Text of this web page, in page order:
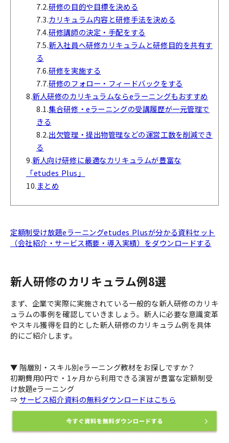
7.2.研修の目的や目標を決める
7.3.カリキュラム内容と研修手法を決める
7.4.研修講師の決定・手配をする
7.5.新入社員へ研修カリキュラムと研修目的を共有す
る
7.6.研修を実施する
7.7.研修のフォロー・フィードバックをする
8.新人研修のカリキュラムならeラーニングもおすすめ
8.1.集合研修・eラーニングの受講履歴が一元管理で
きる
8.2.出欠管理・提出物管理などの運営工数を削減でき
る
9.新人向け研修に最適なカリキュラムが豊富な
「etudes Plus」
10.まとめ
定額制受け放題eラーニングetudes Plusが分かる資料セット
（会社紹介・サービス概要・導入実績）をダウンロードする
新人研修のカリキュラム例8選
まず、企業で実際に実施されている一般的な新人研修のカリキ
ュラムの事例を確認していきましょう。新人に必要な意識変革
やスキル獲得を目的とした新人研修のカリキュラム例を具体
的にご紹介します。
▼ 階層別・スキル別eラーニング教材をお探しですか？
初期費用0円で・1ヶ月から利用できる演習が豊富な定額制受
け放題eラーニング
⇒ サービス紹介資料の無料ダウンロードはこちら